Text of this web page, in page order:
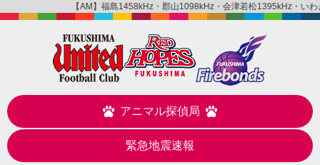
【AM】福島1458kHz・郡山1098kHz・会津若松1395kHz・いわき
アニマル探偵局
緊急地震速報